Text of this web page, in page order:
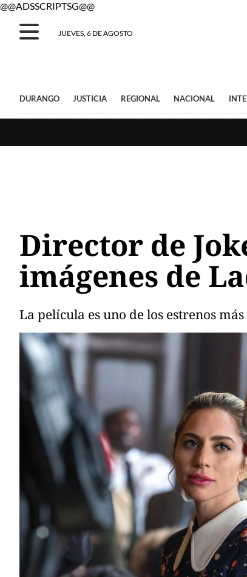
@@ADSSCRIPTSG@@
JUEVES, 6 DE AGOSTO
DURANGO JUSTICIA REGIONAL NACIONAL
Director de
imágenes de
La película es uno de los estrenos